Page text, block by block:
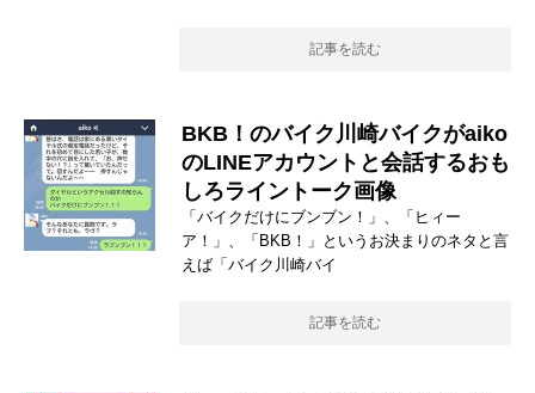
記事を読む
BKB！のバイク川崎バイクがaiko
のLINEアカウントと会話するおも
しろライントーク画像
「バイクだけにブンブン！」、「ヒィー
ア！」、「BKB！」というお決まりのネタと言
えば「バイク川崎バイ
記事を読む